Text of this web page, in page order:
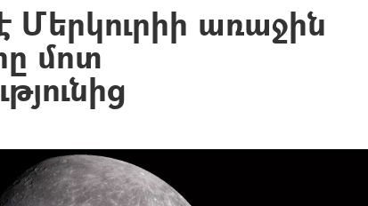
Մերկուրիի առաջին
մոտ